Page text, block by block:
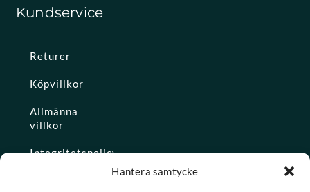
Hantera samtycke
Kundservice
Returer
Köpvillkor
Allmänna
villkor
Integritetspolicy